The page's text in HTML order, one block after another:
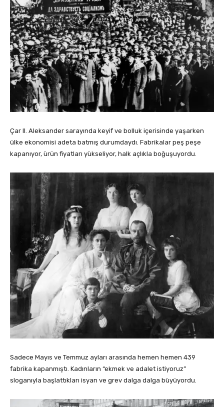
Çar II. Aleksander sarayında keyif ve bolluk içerisinde yaşarken
ülke ekonomisi adeta batmış durumdaydı. Fabrikalar peş peşe
kapanıyor, ürün fiyatları yükseliyor, halk açlıkla boğuşuyordu.
Sadece Mayıs ve Temmuz ayları arasında hemen hemen 439
fabrika kapanmıştı. Kadınların “ekmek ve adalet istiyoruz”
sloganıyla başlattıkları isyan ve grev dalga dalga büyüyordu.